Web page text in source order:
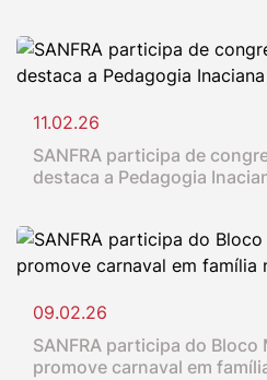
11.02.26
SANFRA participa de
destaca a Pedagogia
09.02.26
SANFRA participa do Bloco
promove carnaval em